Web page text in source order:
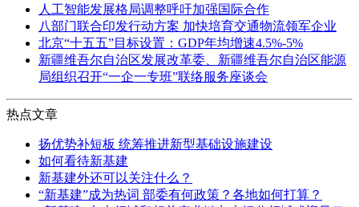
人工智能发展格局调整呼吁加强国际合作
八部门联合印发行动方案 加快培育交通物流领军企业
北京“十五五”目标设置：GDP年均增速4.5%-5%
新疆维吾尔自治区发展改革委、新疆维吾尔自治区能源
局组织召开“一企一专班”联络服务座谈会
热点文章
扬优势补短板 统筹推进新型基础设施建设
如何看待新基建
新基建外还可以关注什么？
“新基建”成为热词 部委有何政策？各地如何打算？